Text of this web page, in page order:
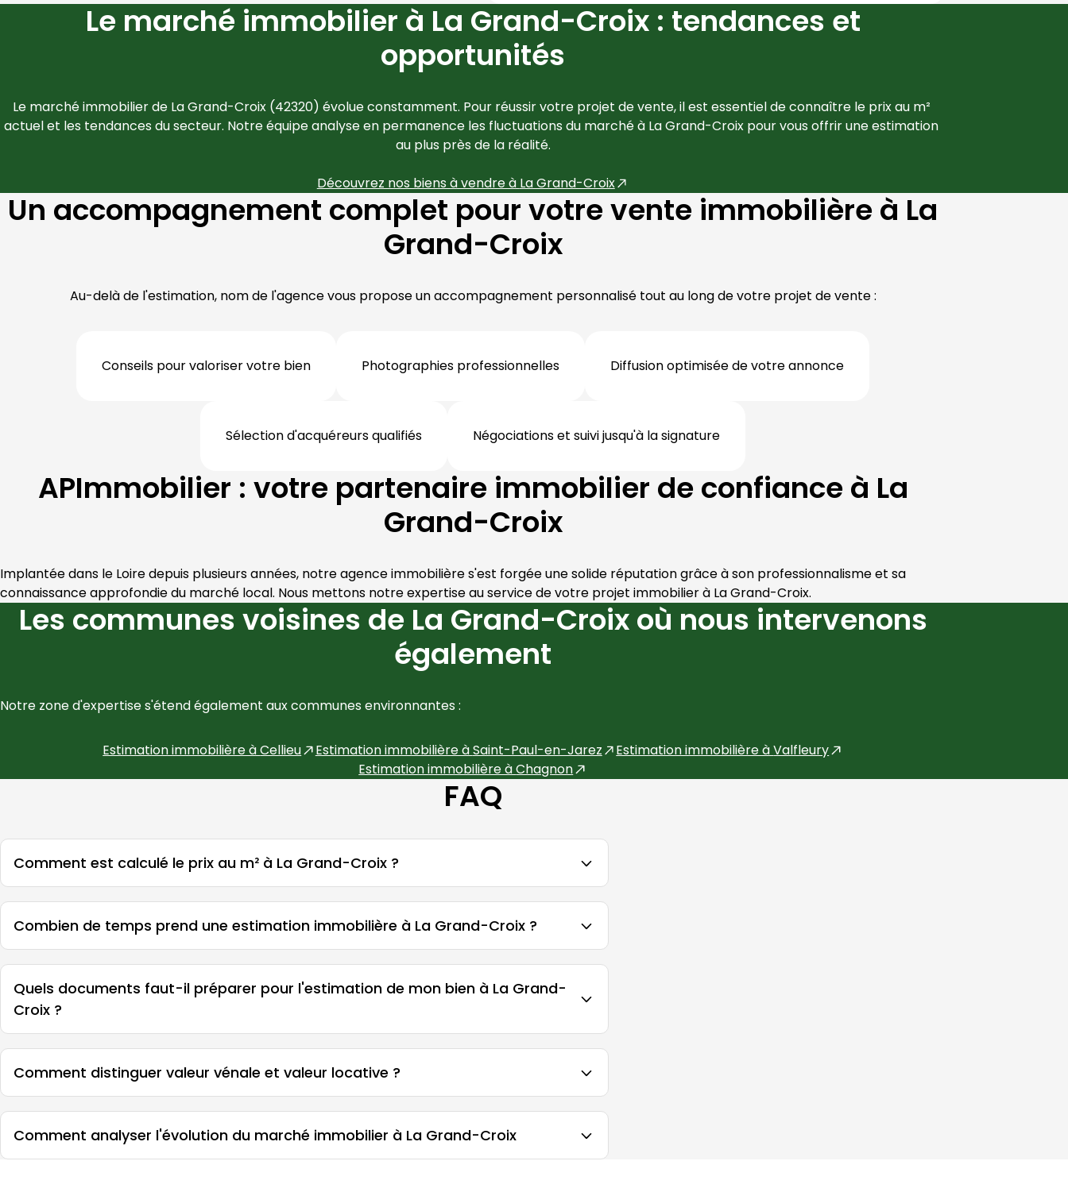
Le marché immobilier à La Grand-Croix : tendances et
opportunités
Le marché immobilier de La Grand-Croix (42320) évolue constamment. Pour réussir votre projet de vente, il est essentiel de connaître le prix au m²
actuel et les tendances du secteur. Notre équipe analyse en permanence les fluctuations du marché à La Grand-Croix pour vous offrir une estimation
au plus près de la réalité.
Découvrez nos biens à vendre à La Grand-Croix
Un accompagnement complet pour votre vente immobilière à La
Grand-Croix
Au-delà de l'estimation, nom de l'agence vous propose un accompagnement personnalisé tout au long de votre projet de vente :
Conseils pour valoriser votre bien Photographies professionnelles Diffusion optimisée de votre annonce
Sélection d'acquéreurs qualifiés Négociations et suivi jusqu'à la signature
APImmobilier : votre partenaire immobilier de confiance à La
Grand-Croix
Implantée dans le Loire depuis plusieurs années, notre agence immobilière s'est forgée une solide réputation grâce à son professionnalisme et sa
connaissance approfondie du marché local. Nous mettons notre expertise au service de votre projet immobilier à La Grand-Croix.
Les communes voisines de La Grand-Croix où nous intervenons
également
Notre zone d'expertise s'étend également aux communes environnantes :
Estimation immobilière àCellieu Estimation immobilière àSaint-Paul-en-Jarez Estimation immobilière àValfleury
Estimation immobilière àChagnon
FAQ
Comment est calculé le prix au m² à La Grand-Croix ?
Combien de temps prend une estimation immobilière à La Grand-Croix ?
Quels documents faut-il préparer pour l'estimation de mon bien à La Grand-
Croix ?
Comment distinguer valeur vénale et valeur locative ?
Comment analyser l'évolution du marché immobilier à La Grand-Croix